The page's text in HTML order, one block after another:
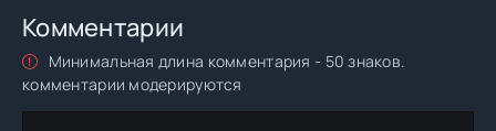
Комментарии
Минимальная длина комментария - 50 знаков.
комментарии модерируются